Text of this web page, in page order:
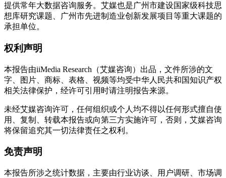
提供常年大数据咨询服务。艾媒也是广州市建设国家级科技思
想库研究课题、广州市先进制造业创新发展项目等重大课题的
承担单位。
权利声明
本报告由iiMedia Research（艾媒咨询）出品，文件所涉的文
字、图片、商标、表格、视频等均受中华人民共和国知识产权
相关法律保护，经许可引用时请注明报告来源。
未经艾媒咨询许可，任何组织或个人均不得以任何形式擅自使
用、复制、转载本报告或向第三方实施许可，否则，艾媒咨询
将保留追究其一切法律责任之权利。
免责声明
本报告所涉之统计数据，主要由行业访谈、用户调研、市场调